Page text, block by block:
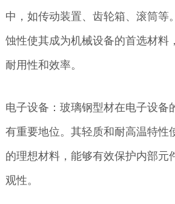
中，如传动装置、齿轮箱、滚筒等
蚀性使其成为机械设备的首选材料
耐用性和效率。
电子设备：玻璃钢型材在电子设备
有重要地位。其轻质和耐高温特性
的理想材料，能够有效保护内部元
观性。